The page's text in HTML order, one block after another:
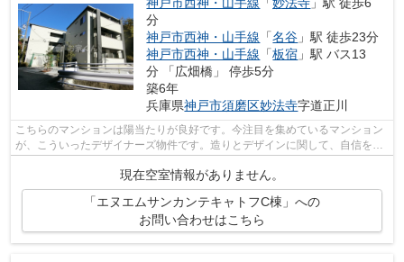
神戸市西神・山手線 「妙法寺 」駅 徒歩6
分
神戸市西神・山手線 「名谷 」駅 徒歩23分
神戸市西神・山手線 「板宿 」駅 バス13
分 「広畑橋」 停歩5分
築6年
兵庫県神戸市須磨区妙法寺字道正川
こちらのマンションは陽当たりが良好です。今注目を集めているマンション
が、こういったデザイナーズ物件です。造りとデザインに関して、自信をも
現在空室情報がありません。
「エヌエムサンカンテキャトフC棟」への
お問い合わせはこちら